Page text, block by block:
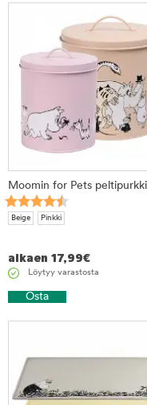
Moomin for Pets peltipurkki
Beige Pinkki
alkaen 17,99€
Löytyy varastosta
Osta